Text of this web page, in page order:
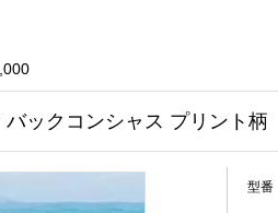
ックコンシャス プリント柄
型番